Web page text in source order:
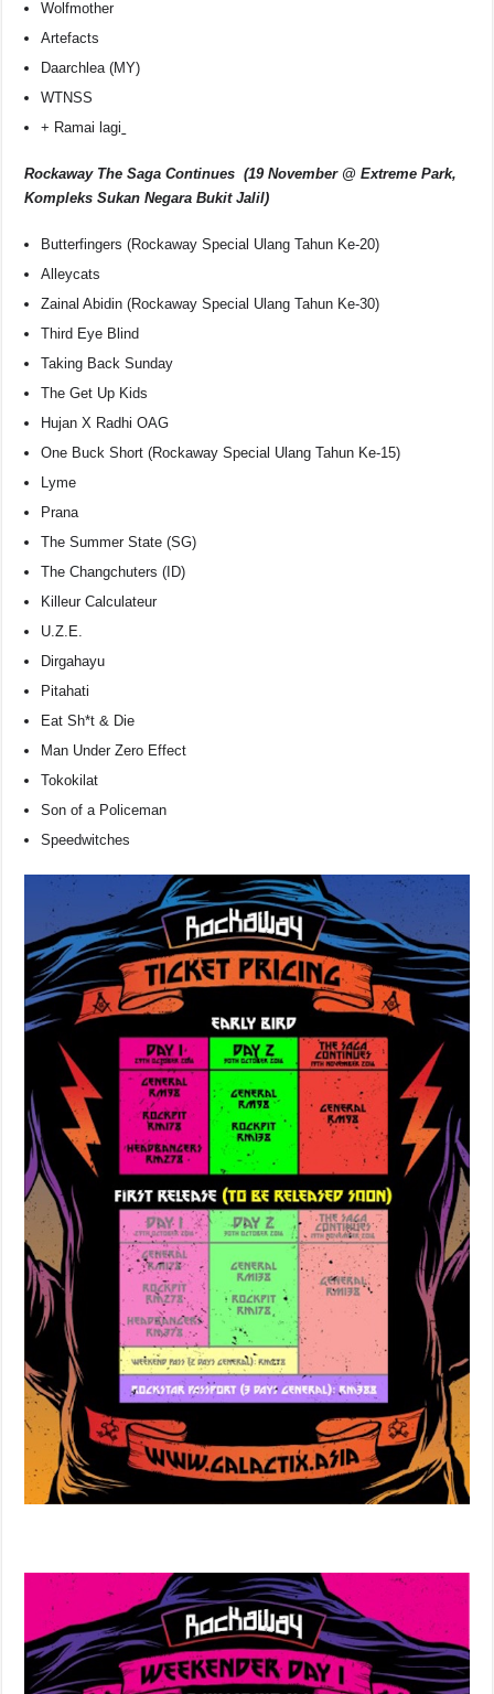
Wolfmother
Artefacts
Daarchlea (MY)
WTNSS
+ Ramai lagi
Rockaway The Saga Continues (19 November @ Extreme Park,
Kompleks Sukan Negara Bukit Jalil)
Butterfingers (Rockaway Special Ulang Tahun Ke-20)
Alleycats
Zainal Abidin (Rockaway Special Ulang Tahun Ke-30)
Third Eye Blind
Taking Back Sunday
The Get Up Kids
Hujan X Radhi OAG
One Buck Short (Rockaway Special Ulang Tahun Ke-15)
Lyme
Prana
The Summer State (SG)
The Changchuters (ID)
Killeur Calculateur
U.Z.E.
Dirgahayu
Pitahati
Eat Sh*t & Die
Man Under Zero Effect
Tokokilat
Son of a Policeman
Speedwitches